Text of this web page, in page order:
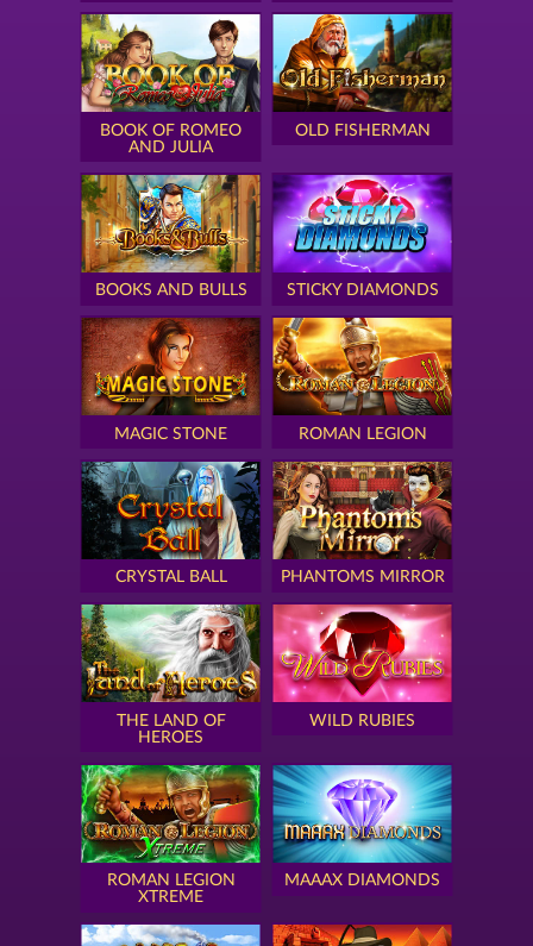
BOOK OF ROMEO
AND JULIA
OLD FISHERMAN
BOOKS AND BULLS STICKY DIAMONDS
MAGIC STONE ROMAN LEGION
CRYSTAL BALL PHANTOMS MIRROR
THE LAND OF
HEROES
WILD RUBIES
ROMAN LEGION
XTREME
MAAAX DIAMONDS